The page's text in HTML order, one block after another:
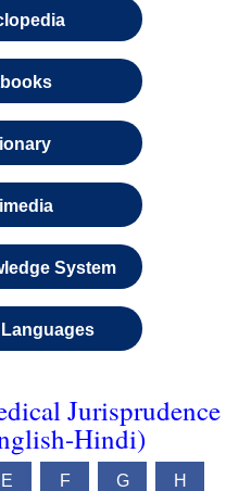
System
Jurisprudence
Hindi)
E F G H